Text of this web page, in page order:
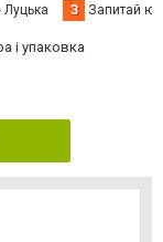
Луцька З Запитай
і упаковка